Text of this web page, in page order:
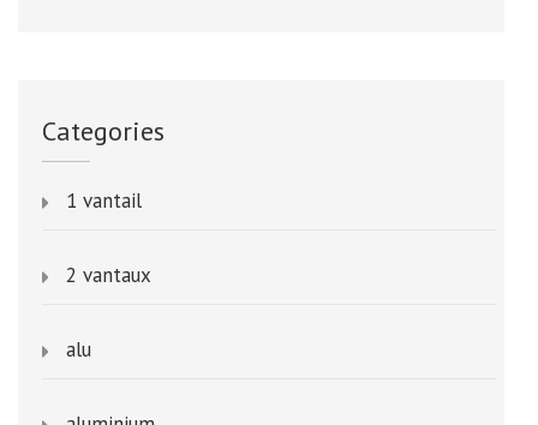
Categories
1 vantail
2 vantaux
alu